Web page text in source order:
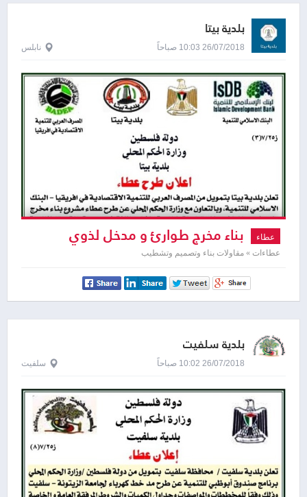
بلدية بيتا
26/07/2018 10:03 صباحاً نابلس
عطاء بناء مخرج طوارئ و مدخل لذوي
الاحتياجات الخاصة و انشاء مظلات في
مدرسة بنات بيتا الثانوية
عطاءات » مقاولات بناء وتصميم وتشطيب
بلدية سلفيت
26/07/2018 10:02 صباحاً سلفيت